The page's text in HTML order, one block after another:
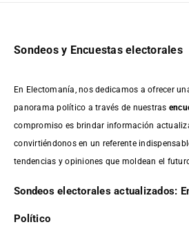
Sondeos y Encuestas electorales
En Electomanía, nos dedicamos a ofrecer
panorama político a través de nuestras
compromiso es brindar información
convirtiéndonos en un referente
tendencias y opiniones que moldean el
Sondeos electorales actualizados:
Político